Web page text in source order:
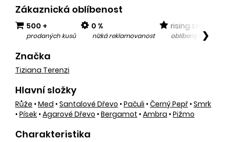
Zákaznická oblíbenost
500 +
prodaných kusů
0 %
nízká reklamovanost
rising star
oblíbený v❯
Značka
Tiziana Terenzi
Hlavní složky
Růže • Med • Santalové Dřevo • Pačuli • Černý Pepř • Smrk
• Písek • Agarové Dřevo • Bergamot • Ambra • Pižmo
Charakteristika